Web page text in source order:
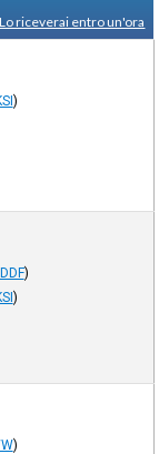
riceverai entro un'ora
)
)
)
)